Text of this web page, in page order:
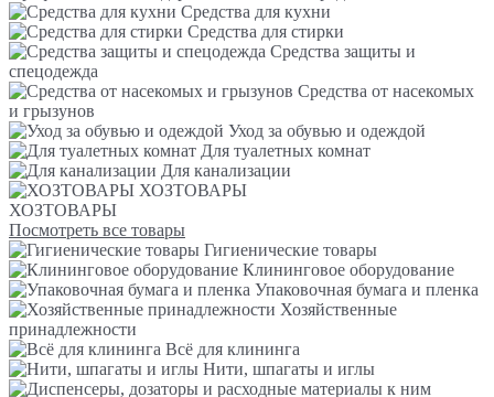
Средства для кухни
Средства для стирки
Средства защиты и
спецодежда
Средства от насекомых
и грызунов
Уход за обувью и одеждой
Для туалетных комнат
Для канализации
ХОЗТОВАРЫ
ХОЗТОВАРЫ
Посмотреть все товары
Гигиенические товары
Клининговое оборудование
Упаковочная бумага и пленка
Хозяйственные
принадлежности
Всё для клининга
Нити, шпагаты и иглы